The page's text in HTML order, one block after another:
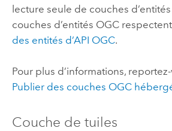
lecture seule de couches
couches d’entités OGC
des entités d’API OGC.
Pour plus d’informations,
Publier des couches OGC
Couche de tuiles